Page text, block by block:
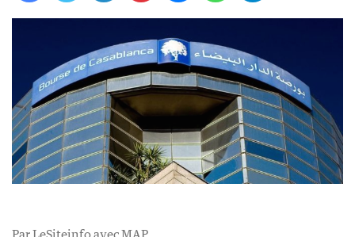
Par LeSiteinfo avec MAP